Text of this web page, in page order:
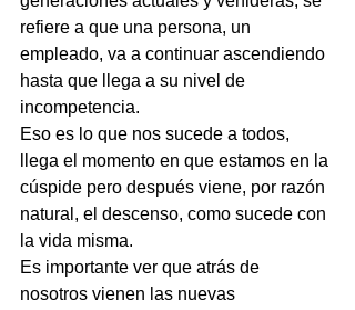
refiere a que una persona, un
empleado, va a continuar ascendiendo
hasta que llega a su nivel de
incompetencia.
Eso es lo que nos sucede a todos,
llega el momento en que estamos en la
cúspide pero después viene, por razón
natural, el descenso, como sucede con
la vida misma.
Es importante ver que atrás de
nosotros vienen las nuevas